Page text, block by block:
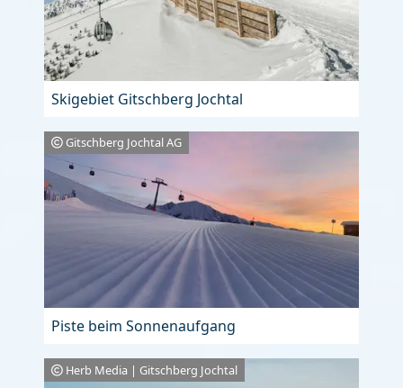
Skigebiet Gitschberg Jochtal
Gitschberg Jochtal AG
Piste beim Sonnenaufgang
Herb Media | Gitschberg Jochtal